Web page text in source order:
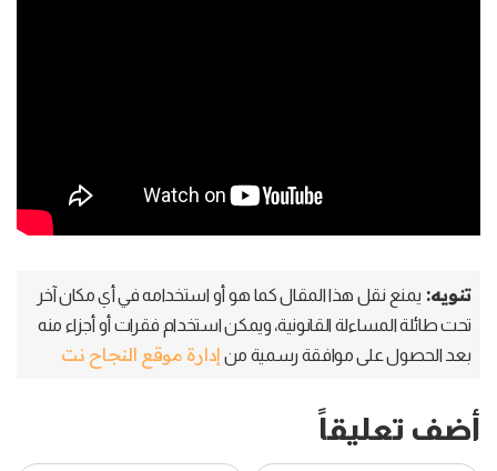
تنويه: يمنع نقل هذا المقال كما هو أو استخدامه في أي مكان آخر
تحت طائلة المساءلة القانونية، ويمكن استخدام فقرات أو أجزاء منه
بعد الحصول على موافقة رسمية من إدارة موقع النجاح نت
أضف تعليقاً